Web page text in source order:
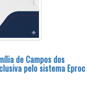
de Campos dos
pelo sistema Eproc